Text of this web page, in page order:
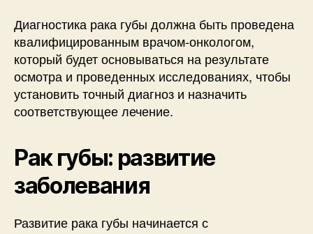
Диагностика рака губы должна быть проведена
квалифицированным врачом-онкологом,
который будет основываться на результате
осмотра и проведенных исследованиях, чтобы
установить точный диагноз и назначить
соответствующее лечение.
Рак губы: развитие
заболевания
Развитие рака губы начинается с